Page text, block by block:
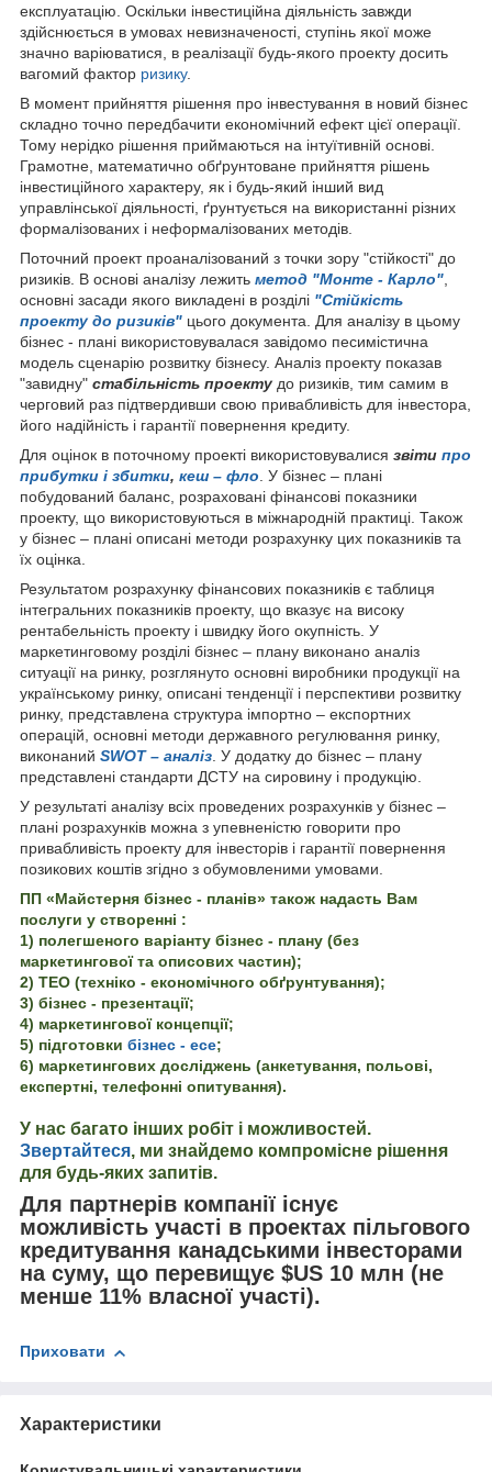
експлуатацію. Оскільки інвестиційна діяльність завжди
здійснюється в умовах невизначеності, ступінь якої може
значно варіюватися, в реалізації будь-якого проекту досить
вагомий фактор ризику.
В момент прийняття рішення про інвестування в новий бізнес
складно точно передбачити економічний ефект цієї операції.
Тому нерідко рішення приймаються на інтуїтивній основі.
Грамотне, математично обґрунтоване прийняття рішень
інвестиційного характеру, як і будь-який інший вид
управлінської діяльності, ґрунтується на використанні різних
формалізованих і неформалізованих методів.
Поточний проект проаналізований з точки зору "стійкості" до
ризиків. В основі аналізу лежить метод "Монте - Карло"
основні засади якого викладені в розділі "Стійкість
проекту до ризиків" цього документа. Для аналізу в цьому
бізнес - плані використовувалася завідомо песимістична
модель сценарію розвитку бізнесу. Аналіз проекту показав
"завидну" стабільність проекту до ризиків, тим самим в
черговий раз підтвердивши свою привабливість для інвестора,
його надійність і гарантії повернення кредиту.
Для оцінок в поточному проекті використовувалися звіти про
прибутки і збитки, кеш – фло . У бізнес – плані
побудований баланс, розраховані фінансові показники
проекту, що використовуються в міжнародній практиці. Також
у бізнес – плані описані методи розрахунку цих показників та
їх оцінка.
Результатом розрахунку фінансових показників є таблиця
інтегральних показників проекту, що вказує на високу
рентабельність проекту і швидку його окупність. У
маркетинговому розділі бізнес – плану виконано аналіз
ситуації на ринку, розглянуто основні виробники продукції на
українському ринку, описані тенденції і перспективи розвитку
ринку, представлена структура імпортно – експортних
операцій, основні методи державного регулювання ринку,
виконаний SWOT – аналіз . У додатку до бізнес – плану
представлені стандарти ДСТУ на сировину і продукцію.
У результаті аналізу всіх проведених розрахунків у бізнес –
плані розрахунків можна з упевненістю говорити про
привабливість проекту для інвесторів і гарантії повернення
позикових коштів згідно з обумовленими умовами.
ПП «Майстерня бізнес - планів» також надасть Вам
послуги у створенні :
1) полегшеного варіанту бізнес - плану (без
маркетингової та описових частин);
2) ТЕО (техніко - економічного обґрунтування);
3) бізнес - презентації;
4) маркетингової концепції;
5) підготовки бізнес - есе;
6) маркетингових досліджень (анкетування, польові,
експертні, телефонні опитування).
У нас багато інших робіт і можливостей.
Звертайтеся, ми знайдемо компромісне рішення
для будь-яких запитів.
Для партнерів компанії існує
можливість участі в проектах пільгового
кредитування канадськими інвесторами
на суму, що перевищує $US 10 млн (не
менше 11% власної участі).
Приховати
Характеристики